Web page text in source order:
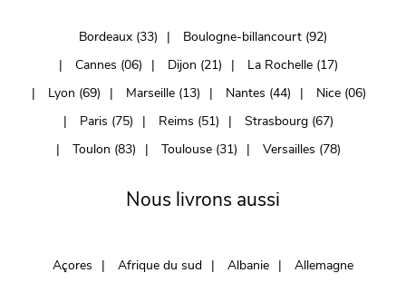
Bordeaux (33)
Boulogne-billancourt (92)
Cannes (06)
Dijon (21)
La Rochelle (17)
Lyon (69)
Marseille (13) Nantes (44)
Nice (06)
Paris (75)
Reims (51)
Strasbourg (67)
Toulon (83)
Toulouse (31) Versailles (78)
Nous livrons aussi
Açores Afrique du sud Albanie
Allemagne